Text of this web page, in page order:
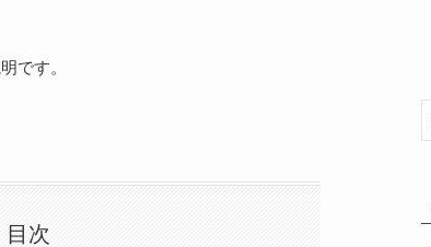
です。
目次